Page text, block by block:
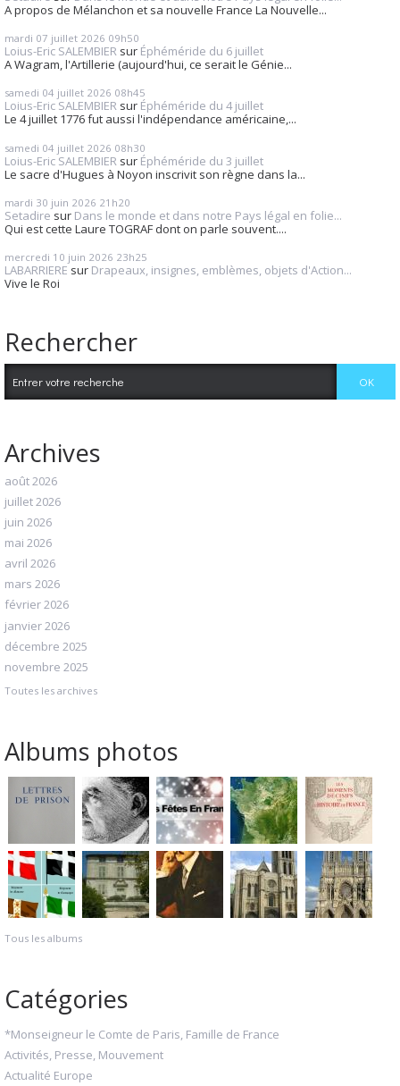
A propos de Mélanchon et sa nouvelle France La Nouvelle...
mardi 07 juillet 2026 09h50
Loius-Eric SALEMBIER sur Éphéméride du 6 juillet
A Wagram, l'Artillerie (aujourd'hui, ce serait le Génie...
samedi 04 juillet 2026 08h45
Loius-Eric SALEMBIER sur Éphéméride du 4 juillet
Le 4 juillet 1776 fut aussi l'indépendance américaine,...
samedi 04 juillet 2026 08h30
Loius-Eric SALEMBIER sur Éphéméride du 3 juillet
Le sacre d'Hugues à Noyon inscrivit son règne dans la...
mardi 30 juin 2026 21h20
Setadire sur Dans le monde et dans notre Pays légal en folie...
Qui est cette Laure TOGRAF dont on parle souvent....
mercredi 10 juin 2026 23h25
LABARRIERE sur Drapeaux, insignes, emblèmes, objets d'Action...
Vive le Roi
Rechercher
Archives
août 2026
juillet 2026
juin 2026
mai 2026
avril 2026
mars 2026
février 2026
janvier 2026
décembre 2025
novembre 2025
Toutes les archives
Albums photos
Tous les albums
Catégories
*Monseigneur le Comte de Paris, Famille de France
Activités, Presse, Mouvement
Actualité Europe